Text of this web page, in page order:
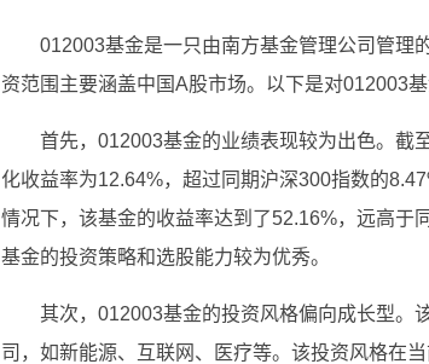
012003基金是一只由南方基金管理公司管理
资范围主要涵盖中国A股市场。以下是对012003基
首先，012003基金的业绩表现较为出色。截
化收益率为12.64%，超过同期沪深300指数的
情况下，该基金的收益率达到了52.16%，远高于
基金的投资策略和选股能力较为优秀。
其次，012003基金的投资风格偏向成长型。
司，如新能源、互联网、医疗等。该投资风格在